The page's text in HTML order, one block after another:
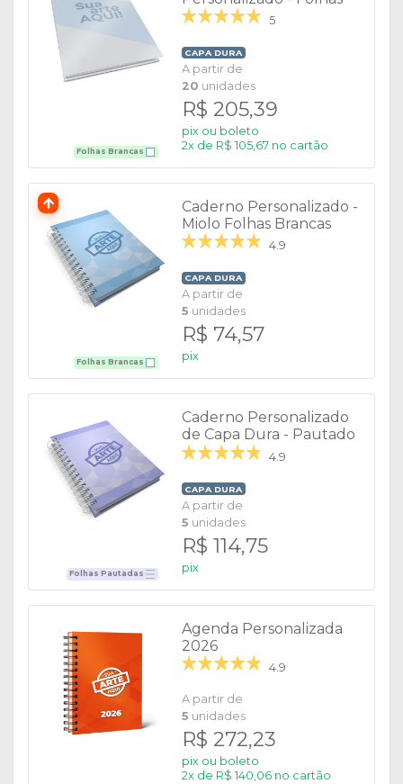
Folhas Brancas
Brancas
5
CAPA DURA
A partir de
20 unidades
R$ 205,39
pix ou boleto
2x de R$ 105,67 no cartão
Folhas Brancas
Caderno Personalizado -
Miolo Folhas Brancas
4.9
CAPA DURA
A partir de
5 unidades
R$ 74,57
pix
Folhas Pautadas
Caderno Personalizado
de Capa Dura - Pautado
4.9
CAPA DURA
A partir de
5 unidades
R$ 114,75
pix
Agenda Personalizada
2026
4.9
A partir de
5 unidades
R$ 272,23
pix ou boleto
2x de R$ 140,06 no cartão